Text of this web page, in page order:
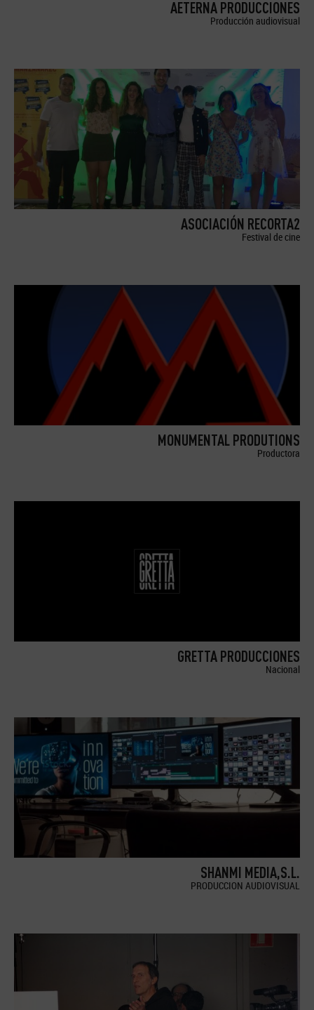
AETERNA PRODUCCIONES
Producción audiovisual
ASOCIACIÓN RECORTA2
Festival de cine
MONUMENTAL PRODUTIONS
Productora
GRETTA PRODUCCIONES
Nacional
SHANMI MEDIA,S.L.
PRODUCCION AUDIOVISUAL